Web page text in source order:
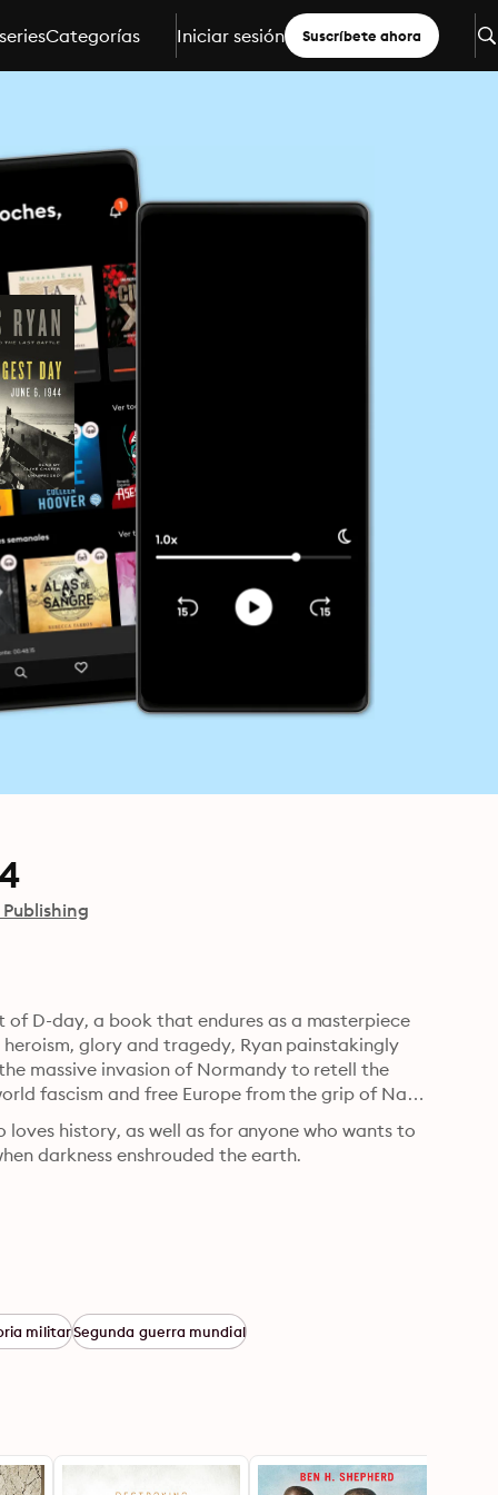
Categorías Iniciar sesión Suscríbete ahora
of D-day, a book that endures as a masterpiece
glory and tragedy, Ryan painstakingly
massive invasion of Normandy to retell the
fascism and free Europe from the grip of Nazi
loves history, as well as for anyone who wants to
darkness enshrouded the earth.
militarSegunda guerra mundial